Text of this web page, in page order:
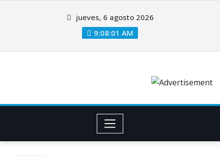
jueves, 6 agosto 2026
9:08:02 AM